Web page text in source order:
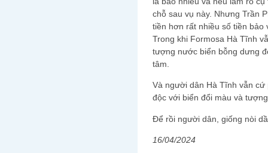
chỗ sau vụ này. Nhưng Trần
tiền hơn rất nhiều số tiền
Trong khi Formosa Hà Tĩnh
tượng nước biển bỗng dưng
tâm.
Và người dân Hà Tĩnh vẫn
độc với biển đổi màu và
Để rồi người dân, giống nòi
16/04/2024